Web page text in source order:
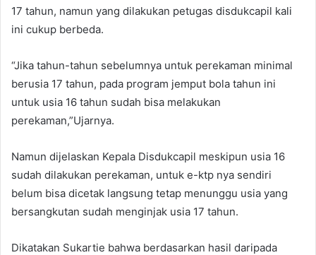
17 tahun, namun yang dilakukan petugas disdukcapil kali
ini cukup berbeda.
“Jika tahun-tahun sebelumnya untuk perekaman minimal
berusia 17 tahun, pada program jemput bola tahun ini
untuk usia 16 tahun sudah bisa melakukan
perekaman,”Ujarnya.
Namun dijelaskan Kepala Disdukcapil meskipun usia 16
sudah dilakukan perekaman, untuk e-ktp nya sendiri
belum bisa dicetak langsung tetap menunggu usia yang
bersangkutan sudah menginjak usia 17 tahun.
Dikatakan Sukartie bahwa berdasarkan hasil daripada